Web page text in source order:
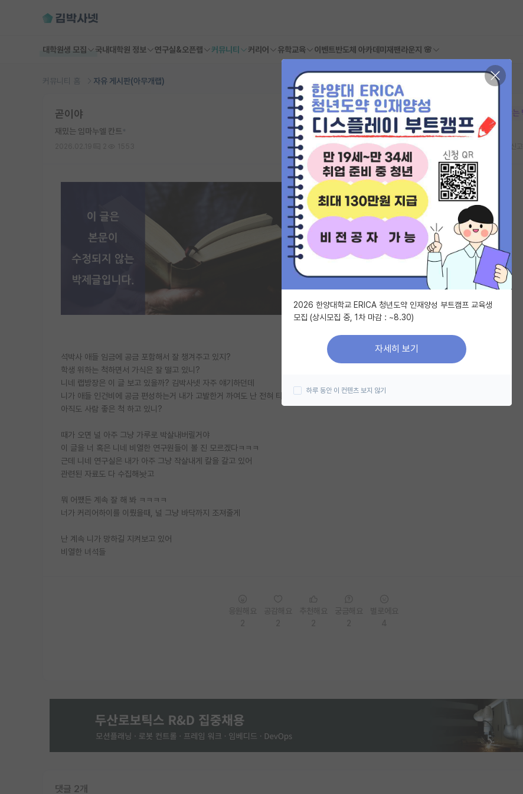
대학원생 모집 국내대학원 정보 연구실&오픈랩 커뮤니티 커리어 유학교육 이벤트반도체 아카데미 재팬라운지 🌸
커뮤니티 홈 자유 게시판(아무개랩)
본문이 수정되지 않
곧이야
재밌는 임마누엘 칸트
석박사 애들 임금에 공금 포함해서 잘 챙겨주고 있지?
학생 위하는 척하면서 가식은 잘 떨고 있니?
니네 랩방장은 이 글 보고 있을까? 김박사넷 자주 얘기하던데
니가 애들 인건비에 공금 편성하는거 내가 고발한거 까여도 난 전혀 타격이 없어ㅋㅋㅋ
아직도 사람 좋은 척 하고 있니?
때가 오면 널 아주 그냥 가루로 박살내버릴거야
이 글을 너 혹은 니네 비열한 연구원들이 볼 진 모르겠다ㅋㅋㅋ
근데 니네 연구실은 내가 아주 그냥 작살내게 칼을 갈고 있어
관련된 자료도 다 수집해놧고
뭐 어쨌든 계속 잘 해 봐 ㅋㅋㅋㅋ
너가 커리어하이를 이뤘을때, 널 그냥 바닥까지 조져줄게
난 계속 니가 망하길 지켜보고 있어
비열한 녀석들
댓글 2개
2026 한양대학교 ERICA 청년도약 인재양성 부트캠프 교육생
모집 (상시모집 중, 1차 마감 : ~8.30)
자세히 보기
하루 동안 이 컨텐츠 보지 않기